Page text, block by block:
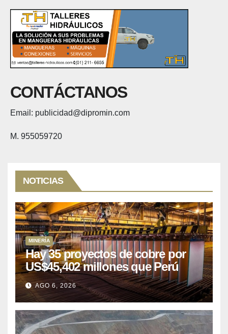
CONTÁCTANOS
Email: publicidad@dipromin.com
M. 955059720
NOTICIAS
MINERÍA
Hay 35 proyectos de cobre por
US$45,402 millones que Perú
puede aprovechar
AGO 6, 2026